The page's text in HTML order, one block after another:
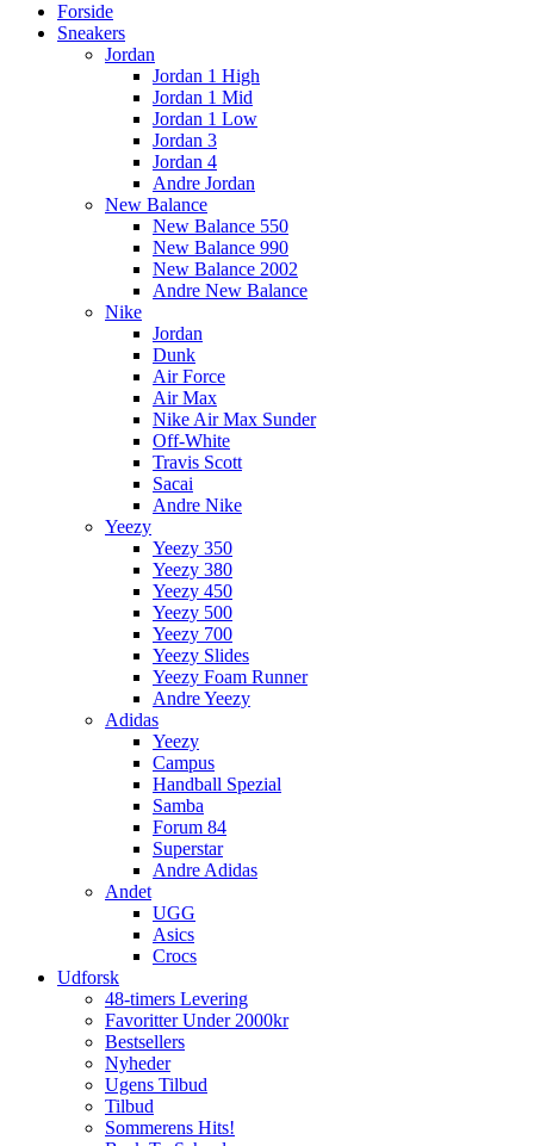
Forside
Sneakers
Jordan
Jordan 1 High
Jordan 1 Mid
Jordan 1 Low
Jordan 3
Jordan 4
Andre Jordan
New Balance
New Balance 550
New Balance 990
New Balance 2002
Andre New Balance
Nike
Jordan
Dunk
Air Force
Air Max
Nike Air Max Sunder
Off-White
Travis Scott
Sacai
Andre Nike
Yeezy
Yeezy 350
Yeezy 380
Yeezy 450
Yeezy 500
Yeezy 700
Yeezy Slides
Yeezy Foam Runner
Andre Yeezy
Adidas
Yeezy
Campus
Handball Spezial
Samba
Forum 84
Superstar
Andre Adidas
Andet
UGG
Asics
Crocs
Udforsk
48-timers Levering
Favoritter Under 2000kr
Bestsellers
Nyheder
Ugens Tilbud
Tilbud
Sommerens Hits!